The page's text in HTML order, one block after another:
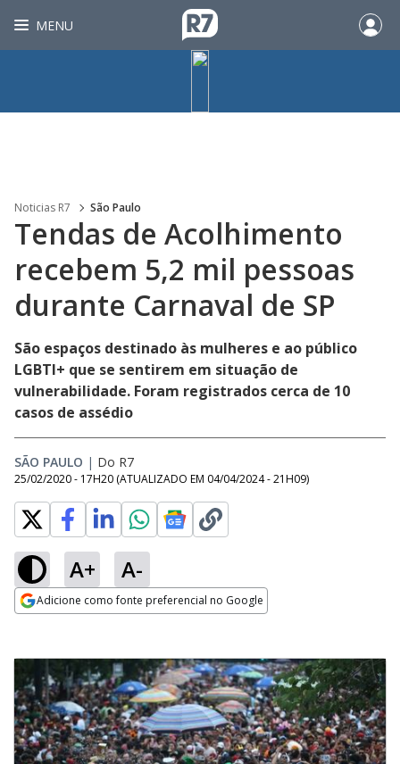
MENU
Noticias R7 São Paulo
Tendas de Acolhimento
recebem 5,2 mil pessoas
durante Carnaval de SP
São espaços destinado às mulheres e ao público
LGBTI+ que se sentirem em situação de
vulnerabilidade. Foram registrados cerca de 10
casos de assédio
SÃO PAULO | Do R7
25/02/2020 - 17H20 (ATUALIZADO EM 04/04/2024 - 21H09)
A+ A-
Adicione como fonte preferencial no Google